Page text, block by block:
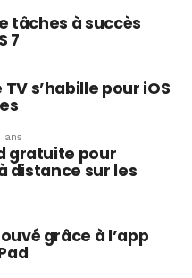
tâches à succès
7
s’habille pour iOS
ans
gratuite pour
distance sur les
grâce à l’app